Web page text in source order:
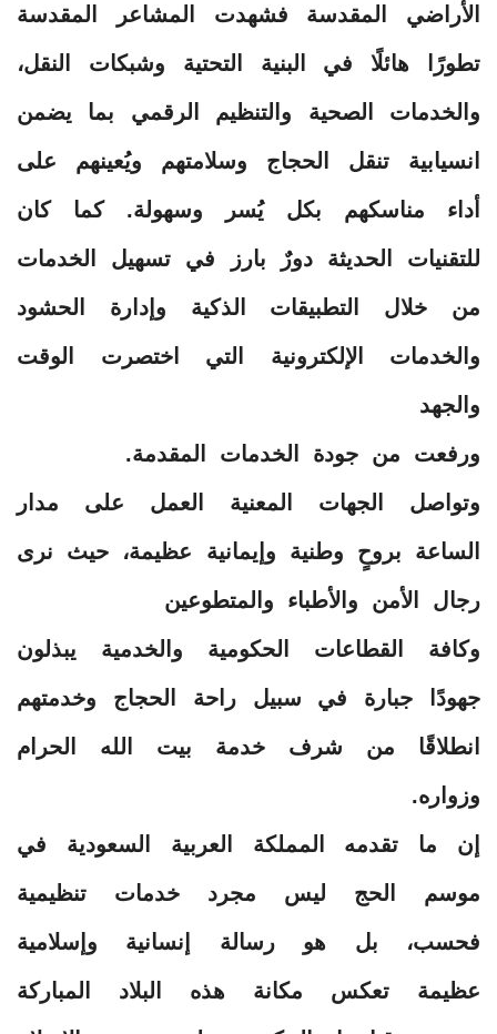
الأراضي المقدسة فشهدت المشاعر المقدسة
تطورًا هائلًا في البنية التحتية وشبكات النقل،
والخدمات الصحية والتنظيم الرقمي بما يضمن
انسيابية تنقل الحجاج وسلامتهم ويُعينهم على
أداء مناسكهم بكل يُسر وسهولة. كما كان
للتقنيات الحديثة دورٌ بارز في تسهيل الخدمات
من خلال التطبيقات الذكية وإدارة الحشود
والخدمات الإلكترونية التي اختصرت الوقت
والجهد
ورفعت من جودة الخدمات المقدمة.
وتواصل الجهات المعنية العمل على مدار
الساعة بروحٍ وطنية وإيمانية عظيمة، حيث نرى
رجال الأمن والأطباء والمتطوعين
وكافة القطاعات الحكومية والخدمية يبذلون
جهودًا جبارة في سبيل راحة الحجاج وخدمتهم
انطلاقًا من شرف خدمة بيت الله الحرام
وزواره.
إن ما تقدمه المملكة العربية السعودية في
موسم الحج ليس مجرد خدمات تنظيمية
فحسب، بل هو رسالة إنسانية وإسلامية
عظيمة تعكس مكانة هذه البلاد المباركة